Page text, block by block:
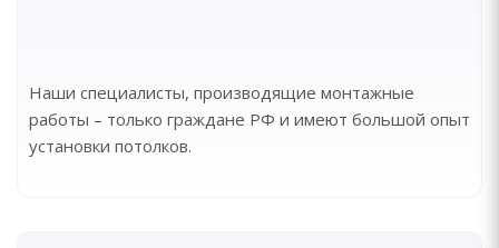
Наши специалисты, производящие монтажные
работы – только граждане РФ и имеют большой опыт
установки потолков.